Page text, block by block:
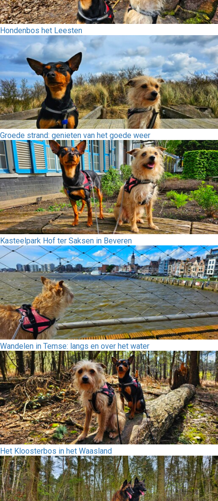
Hondenbos het Leesten
Groede strand: genieten van het goede weer
Kasteelpark Hof ter Saksen in Beveren
Wandelen in Temse: langs en over het water
Het Kloosterbos in het Waasland